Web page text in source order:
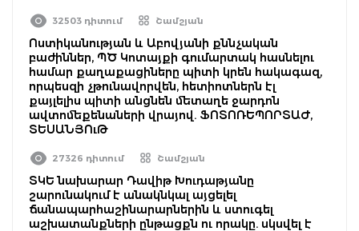
32503 դիտում Շամշյան
Ոստիկանության և Աբովյանի քննչական
բաժիններ, ՊԾ Կոտայքի գումարտակ հասնելու
համար քաղաքացիները պիտի կրեն հակագազ,
որպեսզի չթունավորվեն, հետիոտներն էլ
քայլելիս պիտի անցնեն մետաղե ջարդոն
ավտոմեքենաների վրայով. ՖՈՏՈՌԵՊՈՐՏԱԺ,
ՏԵՍԱՆՅՈւԹ
27326 դիտում Շամշյան
ՏԿԵ նախարար Դավիթ Խուդաթյանը
շարունակում է անակնկալ այցելել
ճանապարհաշինարարներին և ստուգել
աշխատանքների ընթացքն ու որակը. սկսվել է